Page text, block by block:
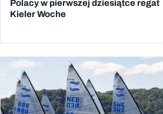
Polacy w pierwszej dziesiątce regat
Kieler Woche